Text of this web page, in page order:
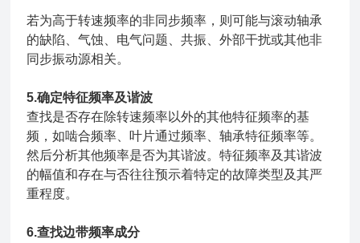
若为高于转速频率的非同步频率，则可能与滚动轴承
的缺陷、气蚀、电气问题、共振、外部干扰或其他非
同步振动源相关。
5.确定特征频率及谐波
查找是否存在除转速频率以外的其他特征频率的基
频，如啮合频率、叶片通过频率、轴承特征频率等。
然后分析其他频率是否为其谐波。特征频率及其谐波
的幅值和存在与否往往预示着特定的故障类型及其严
重程度。
6.查找边带频率成分